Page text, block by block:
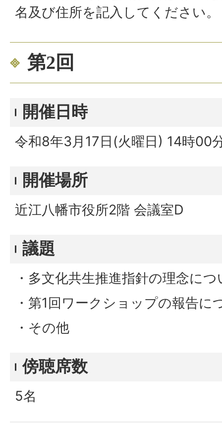
名及び住所を記入してください。
第2回
開催日時
令和8年3月17日(火曜日) 14時00
開催場所
近江八幡市役所2階 会議室D
議題
・多文化共生推進指針の理念につ
・第1回ワークショップの報告に
・その他
傍聴席数
5名